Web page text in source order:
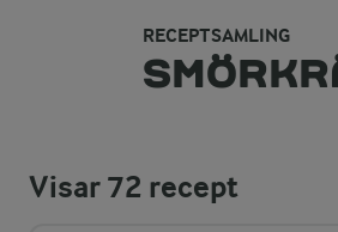
RECEPTSAMLING
Visar72 recept